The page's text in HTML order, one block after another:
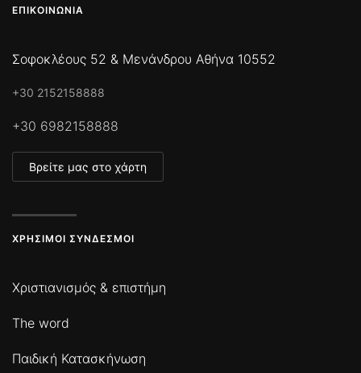
ΕΠΙΚΟΙΝΩΝΊΑ
Σοφοκλέους 52 & Μενάνδρου Αθήνα 10552
+30 2152158888
+30 6982158888
Βρείτε μας στο χάρτη
ΧΡΉΣΙΜΟΙ ΣΎΝΔΕΣΜΟΙ
Χριστιανισμός & επιστήμη
The word
Παιδική Κατασκήνωση